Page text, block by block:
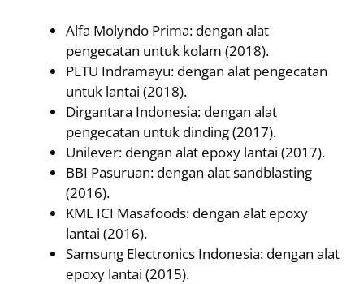
Alfa Molyndo Prima: dengan alat
pengecatan untuk kolam (2018).
PLTU Indramayu: dengan alat pengecatan
untuk lantai (2018).
Dirgantara Indonesia: dengan alat
pengecatan untuk dinding (2017).
Unilever: dengan alat epoxy lantai (2017).
BBI Pasuruan: dengan alat sandblasting
(2016).
KML ICI Masafoods: dengan alat epoxy
lantai (2016).
Samsung Electronics Indonesia: dengan alat
epoxy lantai (2015).